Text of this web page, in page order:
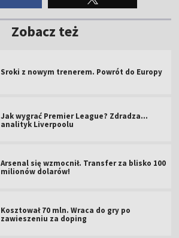
Zobacz też
Sroki z nowym trenerem. Powrót do Europy
Jak wygrać Premier League? Zdradza...
analityk Liverpoolu
Arsenal się wzmocnił. Transfer za blisko 100
milionów dolarów!
Kosztował 70 mln. Wraca do gry po
zawieszeniu za doping